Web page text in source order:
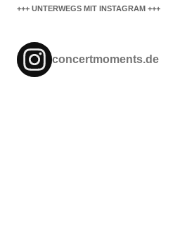
+++ UNTERWEGS MIT INSTAGRAM +++
concertmoments.de